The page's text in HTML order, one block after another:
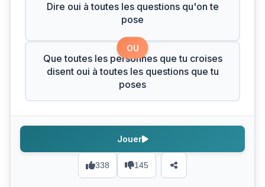
Dire oui à toutes les questions qu'on te
pose
OU
Que toutes les personnes que tu croises
disent oui à toutes les questions que tu
poses
338 145
Jouer